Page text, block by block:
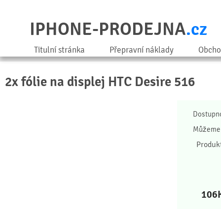
IPHONE-PRODEJNA.cz
Titulní stránka Přepravní náklady
2x fólie na displej HTC Desire 516
106